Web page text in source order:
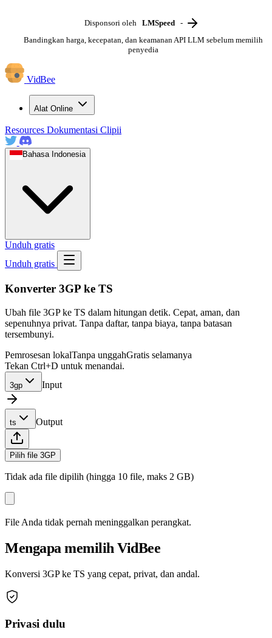
Disponsori oleh LMSpeed -
Bandingkan harga, kecepatan, dan keamanan API LLM sebelum memilih
penyedia
VidBee
Alat Online
Resources Dokumentasi Clipii
Bahasa Indonesia
Unduh gratis
Unduh gratis
Konverter 3GP ke TS
Ubah file 3GP ke TS dalam hitungan detik. Cepat, aman, dan
sepenuhnya privat. Tanpa daftar, tanpa biaya, tanpa batasan
tersembunyi.
Pemrosesan lokalTanpa unggahGratis selamanya
Tekan Ctrl+D untuk menandai.
3gp Input
ts Output
Pilih file 3GP
Tidak ada file dipilih (hingga 10 file, maks 2 GB)
File Anda tidak pernah meninggalkan perangkat.
Mengapa memilih VidBee
Konversi 3GP ke TS yang cepat, privat, dan andal.
Privasi dulu